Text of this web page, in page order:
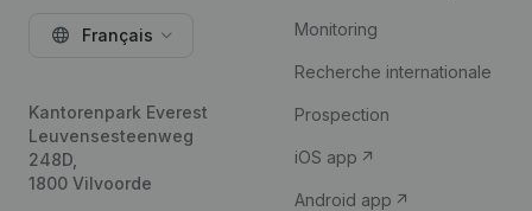
Français
Kantorenpark Everest
Leuvensesteenweg
248D,
1800 Vilvoorde
Monitoring
Recherche internationale
Prospection
iOS app
Android app